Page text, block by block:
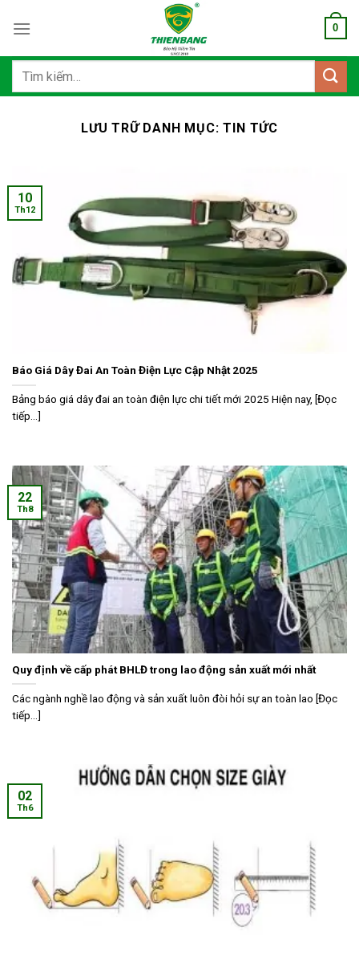
qua
dung
0
Tìm
LƯU TRỮ DANH MỤC:TIN TỨC
Báo Giá Dây Đai An Toàn Điện Lực Cập Nhật 2025
Bảng báo giá dây đai an toàn điện lực chi tiết mới 2025 Hiện nay, [Đọc
tiếp...]
10
Th12
Quy định về cấp phát BHLĐ trong lao động sản xuất mới nhất
Các ngành nghề lao động và sản xuất luôn đòi hỏi sự an toàn lao [Đọc
tiếp...]
22
Th8
02
Th6